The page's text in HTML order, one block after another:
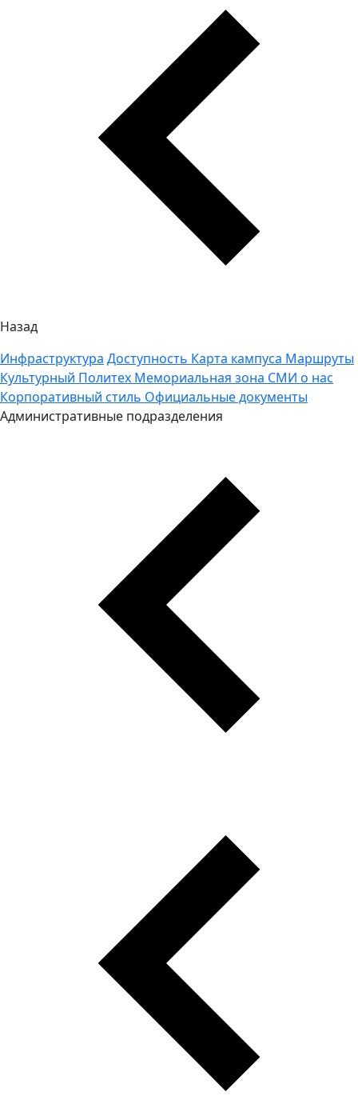
Назад
Инфраструктура Доступность Карта кампуса Маршруты
Культурный Политех Мемориальная зона СМИ о нас
Корпоративный стиль Официальные документы
Административные подразделения